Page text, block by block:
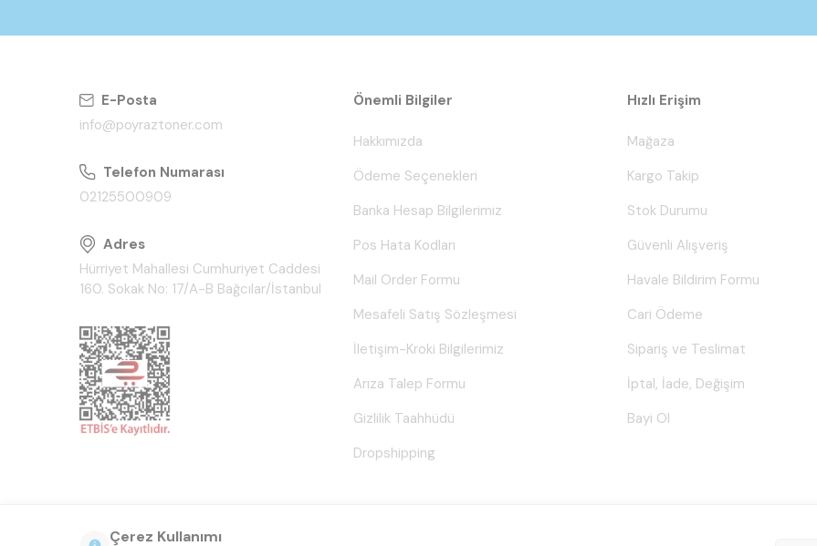
E-Posta
info@poyraztoner.com
Telefon Numarası
02125500909
Adres
Hürriyet Mahallesi Cumhuriyet Caddesi
160. Sokak No: 17/A-B Bağcılar/İstanbul
Önemli Bilgiler
Hakkımızda
Ödeme Seçenekleri
Banka Hesap Bilgilerimiz
Pos Hata Kodları
Mail Order Formu
Mesafeli Satış Sözleşmesi
İletişim-Kroki Bilgilerimiz
Arıza Talep Formu
Gizlilik Taahhüdü
Dropshipping
Hızlı Erişim
Mağaza
Kargo Takip
Stok Durumu
Güvenli Alışveriş
Havale Bildirim Formu
Cari Ödeme
Sipariş ve Teslimat
İptal, İade, Değişim
Bayi Ol
Çerez Kullanımı